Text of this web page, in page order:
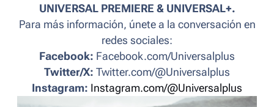
UNIVERSAL PREMIERE & UNIVERSAL+.
Para más información, únete a la conversación en
redes sociales:
Facebook: Facebook.com/Universalplus
Twitter/X: Twitter.com/@Universalplus
Instagram: Instagram.com/@Universalplus